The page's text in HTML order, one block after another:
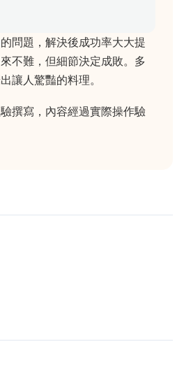
問題，解決後成功率大大提
不難，但細節決定成敗。多
讓人驚豔的料理。
撰寫，內容經過實際操作驗